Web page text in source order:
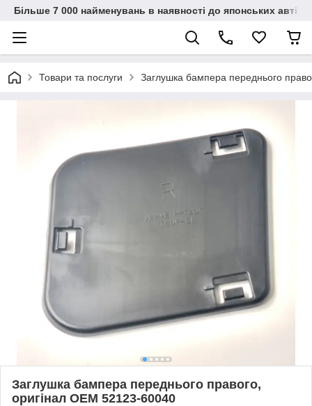
Більше 7 000 найменувань в наявності до японських
Товари та послуги Заглушка бампера переднього
Заглушка бампера переднього правого,
оригінал OEM 52123-60040